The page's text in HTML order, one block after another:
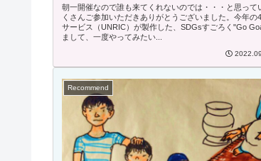
朝一開催なので誰も来てくれないのでは・・・と思って
くさんご参加いただきありがとうございました。今年の
サービス（UNRIC）が製作した、SDGsすごろく"Go
まして、一度やってみたい...
Recommend